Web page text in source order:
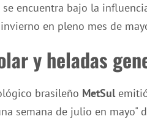
encuentra bajo la
en pleno mes de
y heladas
brasileño MetSul
semana de julio en mayo"